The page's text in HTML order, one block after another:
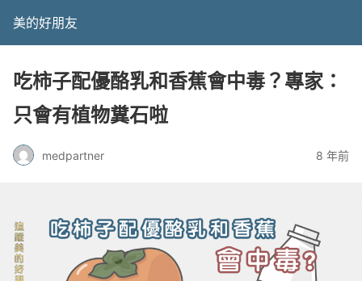
美的好朋友
吃柿子配優酪乳和香蕉會中毒？專家：
只會有植物糞石啦
medpartner 8 年前